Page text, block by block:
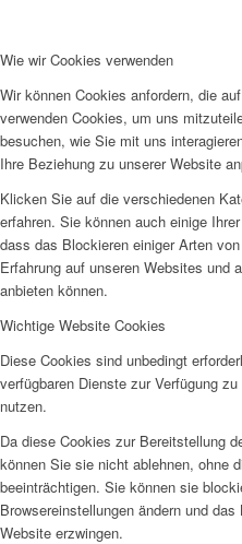
Wie wir Cookies verwenden
Wir können Cookies anfordern, die
verwenden Cookies, um uns
besuchen, wie Sie mit uns
Ihre Beziehung zu unserer Website
Klicken Sie auf die verschiedenen
erfahren. Sie können auch einige
dass das Blockieren einiger Arten
Erfahrung auf unseren Websites und
anbieten können.
Wichtige Website Cookies
Diese Cookies sind unbedingt
verfügbaren Dienste zur Verfügung
nutzen.
Da diese Cookies zur Bereitstellung
können Sie sie nicht ablehnen, ohne
beeinträchtigen. Sie können sie
Browsereinstellungen ändern und
Website erzwingen.